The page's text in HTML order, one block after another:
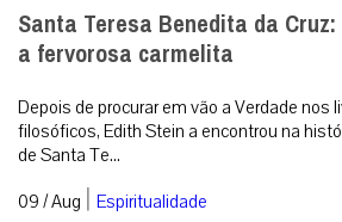
Santa Teresa Benedita da
a fervorosa carmelita
Depois de procurar em vão a Verdade nos
filosóficos, Edith Stein a encontrou na
de Santa Te...
09 / Aug | Espiritualidade